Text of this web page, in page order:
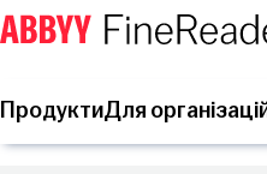
ПродуктиДля